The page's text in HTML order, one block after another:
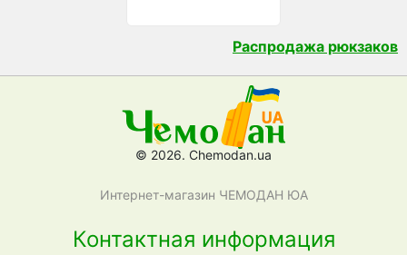
Распродажа рюкзаков
© 2026. Chemodan.ua
Интернет-магазин ЧЕМОДАН ЮА
Контактная информация